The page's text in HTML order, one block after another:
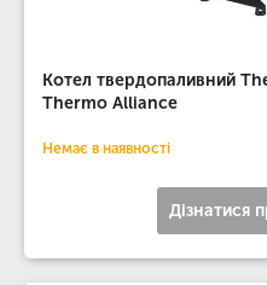
Котел твердопаливний
Thermo Alliance
Немає в наявності
Дізнатися